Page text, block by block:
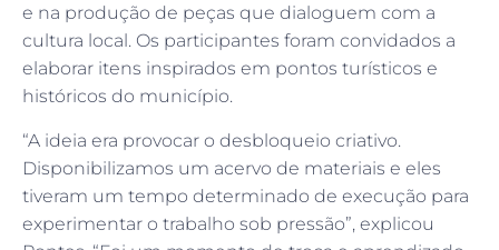
e na produção de peças que dialoguem com a
cultura local. Os participantes foram convidados a
elaborar itens inspirados em pontos turísticos e
históricos do município.
“A ideia era provocar o desbloqueio criativo.
Disponibilizamos um acervo de materiais e eles
tiveram um tempo determinado de execução para
experimentar o trabalho sob pressão”, explicou